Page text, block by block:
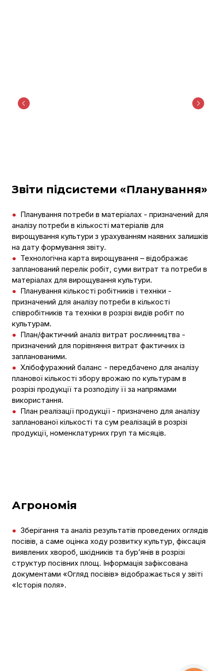
Звіти підсистеми «Планування»
● Планування потреби в матеріалах - призначений для
аналізу потреби в кількості матеріалів для
вирощування культури з урахуванням наявних залишків
на дату формування звіту.
● Технологічна карта вирощування – відображає
запланований перелік робіт, суми витрат та потреби в
матеріалах для вирощування культури.
● Планування кількості робітників і техніки -
призначений для аналізу потреби в кількості
співробітників та техніки в розрізі видів робіт по
культурам.
● План/фактичний аналіз витрат рослинництва -
призначений для порівняння витрат фактичних із
запланованими.
● Хлібофуражний баланс - передбачено для аналізу
планової кількості збору врожаю по культурам в
розрізі продукції та розподілу її за напрямами
використання.
● План реалізації продукції - призначено для аналізу
запланованої кількості та сум реалізацій в розрізі
продукції, номенклатурних груп та місяців.
Агрономія
● Зберігання та аналіз результатів проведених оглядів
посівів, а саме оцінка ходу розвитку культур, фіксація
виявлених хвороб, шкідників та бур’янів в розрізі
структур посівних площ. Інформація зафіксована
документами «Огляд посівів» відображається у звіті
«Історія поля».